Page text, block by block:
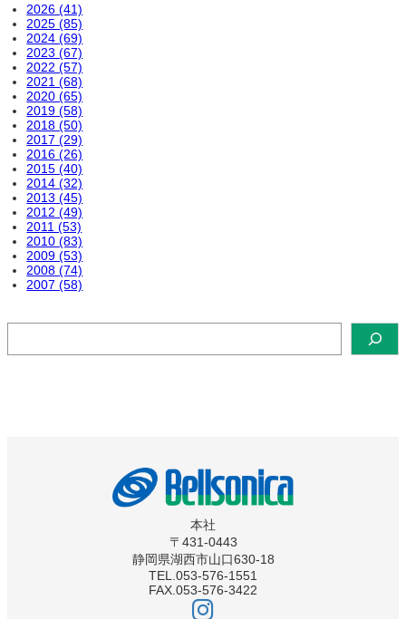
2026 (41)
2025 (85)
2024 (69)
2023 (67)
2022 (57)
2021 (68)
2020 (65)
2019 (58)
2018 (50)
2017 (29)
2016 (26)
2015 (40)
2014 (32)
2013 (45)
2012 (49)
2011 (53)
2010 (83)
2009 (53)
2008 (74)
2007 (58)
本社
〒431-0443
静岡県湖西市山口630-18
TEL.053-576-1551
FAX.053-576-3422
ベ
ル